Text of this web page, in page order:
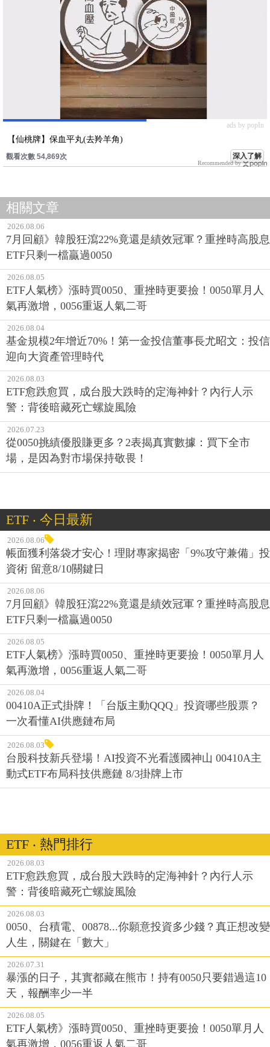
ads by popIn
【仙桃牌】保血平丸(去羚羊角)
觀看次數 54,869次 深入了解
Recommended by
相關文章
2026.08.06
7月回顧》韓股狂瀉22%竟還是績效冠軍？重挫時高股息
ETF只剩一檔贏過0050
2026.08.05
ETF人氣榜》漲時買0050、重挫時更要撿！0050單月人
氣再激增，0056重返人氣二哥
2026.08.04
基金規模2年增近70%！第一金投信董事長尤昭文：投信
迎向大資產管理時代
2026.08.03
ETF愈跌愈買，成台股大跌時的定海神針？內行人示
警：背後暗藏死亡螺旋風險
2026.07.23
從0050挑績優股賺更多？2表揭真實數據：買下全市
場，是因為對市場保持敬畏！
ETF ‧ 今日最新
2026.08.06
帳面獲利落袋才安心！理財專家揭密「9%攻守兼備」投
資術 留意8/10關鍵日
2026.08.06
7月回顧》韓股狂瀉22%竟還是績效冠軍？重挫時高股息
ETF只剩一檔贏過0050
2026.08.05
ETF人氣榜》漲時買0050、重挫時更要撿！0050單月人
氣再激增，0056重返人氣二哥
2026.08.04
00410A正式掛牌！「台版主動QQQ」投資哪些股票？
一次看懂AI供應鏈布局
2026.08.03
台股科技新兵登場！AI投資不光看護國神山 00410A主
動式ETF布局科技供應鏈 8/3掛牌上市
ETF ‧ 熱門排行
2026.08.03
ETF愈跌愈買，成台股大跌時的定海神針？內行人示
警：背後暗藏死亡螺旋風險
2026.08.03
0050、台積電、00878...你願意投資多少錢？真正想改變
人生，關鍵在「數大」
2026.07.31
暴漲的日子，其實都藏在熊市！持有0050只要錯過這10
天，報酬率少一半
2026.08.05
ETF人氣榜》漲時買0050、重挫時更要撿！0050單月人
氣再激增，0056重返人氣二哥